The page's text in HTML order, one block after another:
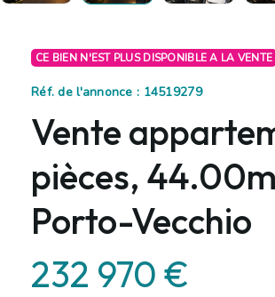
CE BIEN N'EST PLUS DISPONIBLE A LA VENTE
Réf. de l'annonce : 14519279
Vente
pièces,
Porto-Vecchio
232 970 €